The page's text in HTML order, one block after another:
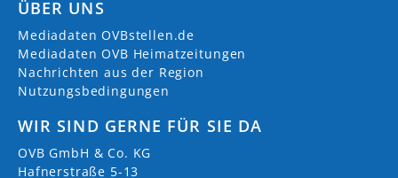
ÜBER UNS
Mediadaten OVBstellen.de
Mediadaten OVB Heimatzeitungen
Nachrichten aus der Region
Nutzungsbedingungen
WIR SIND GERNE FÜR SIE DA
OVB GmbH & Co. KG
Hafnerstraße 5-13